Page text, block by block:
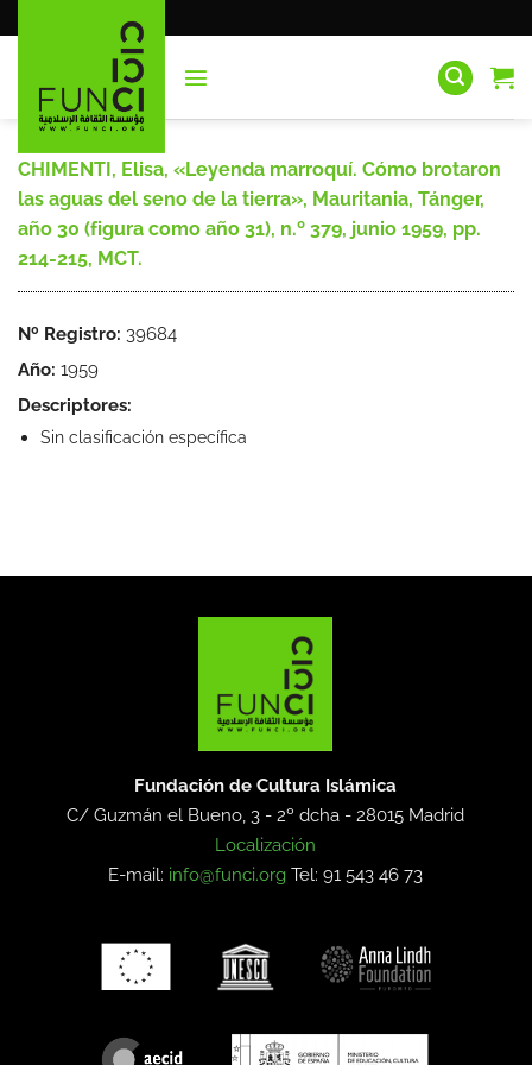
al
CHIMENTI, Elisa, «Leyenda marroquí. Cómo brotaron
las aguas del seno de la tierra», Mauritania, Tánger,
año 30 (figura como año 31), n.º 379, junio 1959, pp.
214-215, MCT.
Nº Registro: 39684
Año: 1959
Descriptores:
Sin clasificación específica
Fundación de Cultura Islámica
C/ Guzmán el Bueno, 3 - 2º dcha -28015 Madrid
Localización
E-mail: info@funci.org Tel: 91 543 46 73